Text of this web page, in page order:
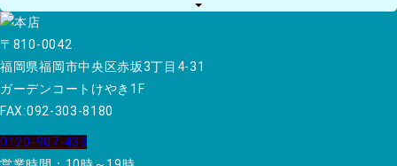
〒810-0042
福岡県福岡市中央区赤坂3丁目4-31
ガーデンコートけやき1F
FAX:092-303-8180
0120-907-433